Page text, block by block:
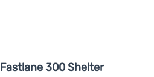
Fastlane 300 Shelter